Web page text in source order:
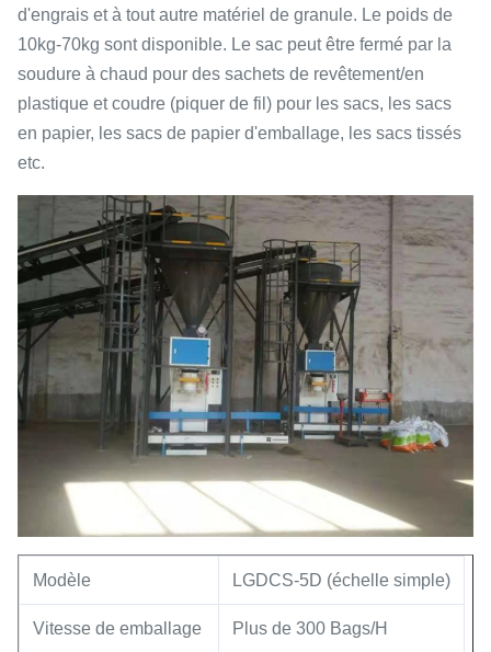
d'engrais et à tout autre matériel de granule. Le poids de
10kg-70kg sont disponible. Le sac peut être fermé par la
soudure à chaud pour des sachets de revêtement/en
plastique et coudre (piquer de fil) pour les sacs, les sacs
en papier, les sacs de papier d'emballage, les sacs tissés
etc.
Modèle LGDCS-5D (échelle simple)
Vitesse de emballage Plus de 300 Bags/H